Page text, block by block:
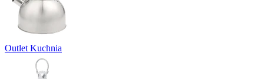
Outlet Kuchnia